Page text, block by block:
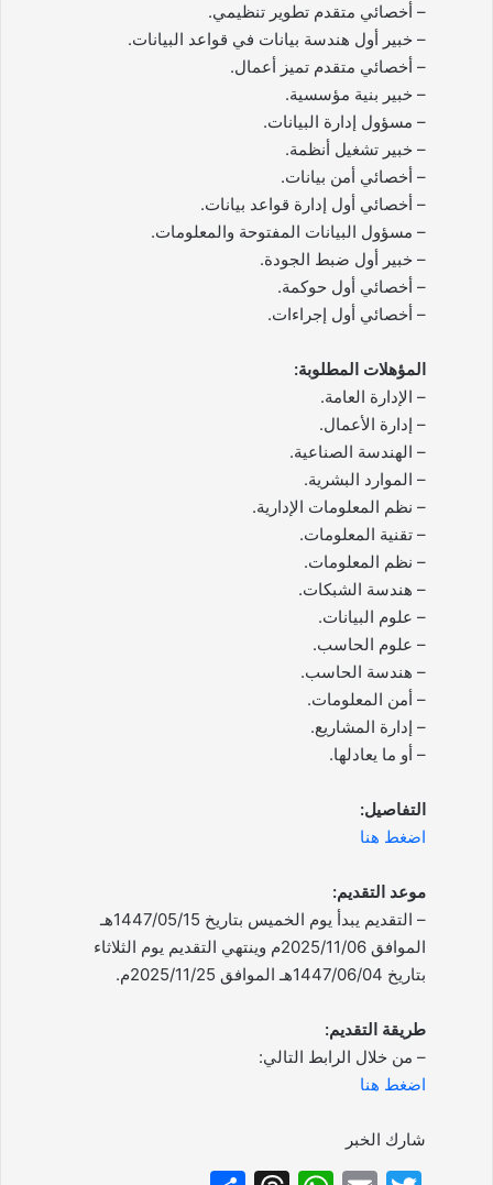
– أخصائي متقدم تطوير تنظيمي.
– خبير أول هندسة بيانات في قواعد البيانات.
– أخصائي متقدم تميز أعمال.
– خبير بنية مؤسسية.
– مسؤول إدارة البيانات.
– خبير تشغيل أنظمة.
– أخصائي أمن بيانات.
– أخصائي أول إدارة قواعد بيانات.
– مسؤول البيانات المفتوحة والمعلومات.
– خبير أول ضبط الجودة.
– أخصائي أول حوكمة.
– أخصائي أول إجراءات.
المؤهلات المطلوبة:
– الإدارة العامة.
– إدارة الأعمال.
– الهندسة الصناعية.
– الموارد البشرية.
– نظم المعلومات الإدارية.
– تقنية المعلومات.
– نظم المعلومات.
– هندسة الشبكات.
– علوم البيانات.
– علوم الحاسب.
– هندسة الحاسب.
– أمن المعلومات.
– إدارة المشاريع.
– أو ما يعادلها.
التفاصيل:
اضغط هنا
موعد التقديم:
– التقديم يبدأ يوم الخميس بتاريخ 1447/05/15هـ
الموافق 2025/11/06م وينتهي التقديم يوم الثلاثاء
بتاريخ 1447/06/04هـ الموافق 2025/11/25م.
طريقة التقديم:
– من خلال الرابط التالي:
اضغط هنا
شارك الخبر